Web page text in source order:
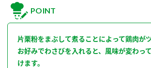
POINT
片栗粉をまぶして煮ることによって鶏肉が
お好みでわさびを入れると、風味が変わっ
けます。